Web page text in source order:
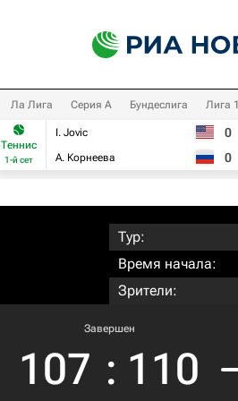
Ла Лига Серия А Бундеслига Лига 1
Теннис
1-й сет
I. Jovic
А. Корнеева
0
0
Тур:
Время начала:
Зрители:
Завершен
107 : 110